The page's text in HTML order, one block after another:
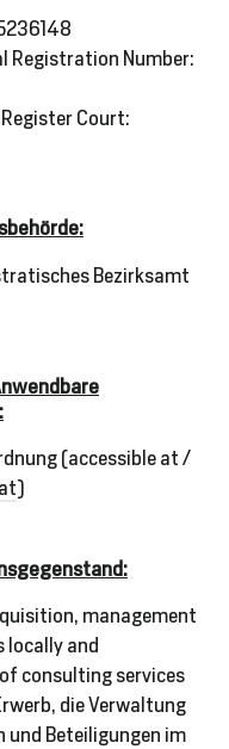
Registration Number:
Court:
Bezirksamt
(accessible at /
)
management
locally and
consulting services
die Verwaltung
und Beteiligungen im